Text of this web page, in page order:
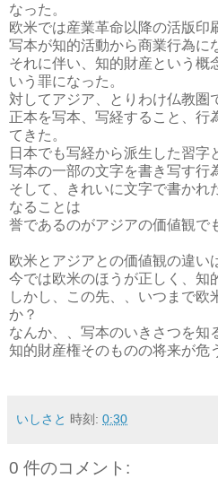
なった。
欧米では産業革命以降の活版印
写本が知的活動から商業行為に
それに伴い、知的財産という概
いう罪になった。
対してアジア、とりわけ仏教圏
正本を写本、写経すること、行
てきた。
日本でも写経から派生した習字
写本の一部の文字を書き写す行
そして、きれいに文字で書かれ
なることは
誉であるのがアジアの価値観で
欧米とアジアとの価値観の違い
今では欧米のほうが正しく、知
しかし、この先、、いつまで欧
か？
なんか、、写本のいきさつを知
知的財産権そのものの将来が危
いしさと 時刻: 0:30
0 件のコメント: